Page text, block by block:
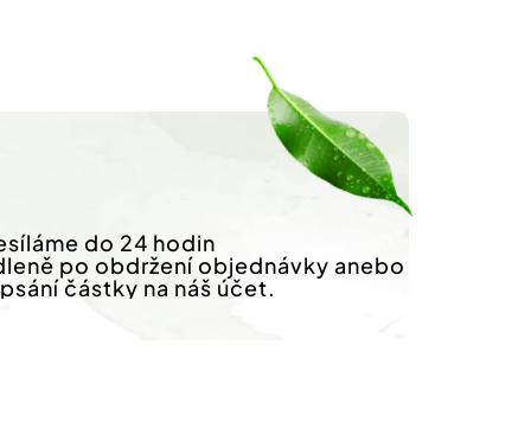
do 24 hodin
po obdržení objednávky anebo
částky na náš účet.